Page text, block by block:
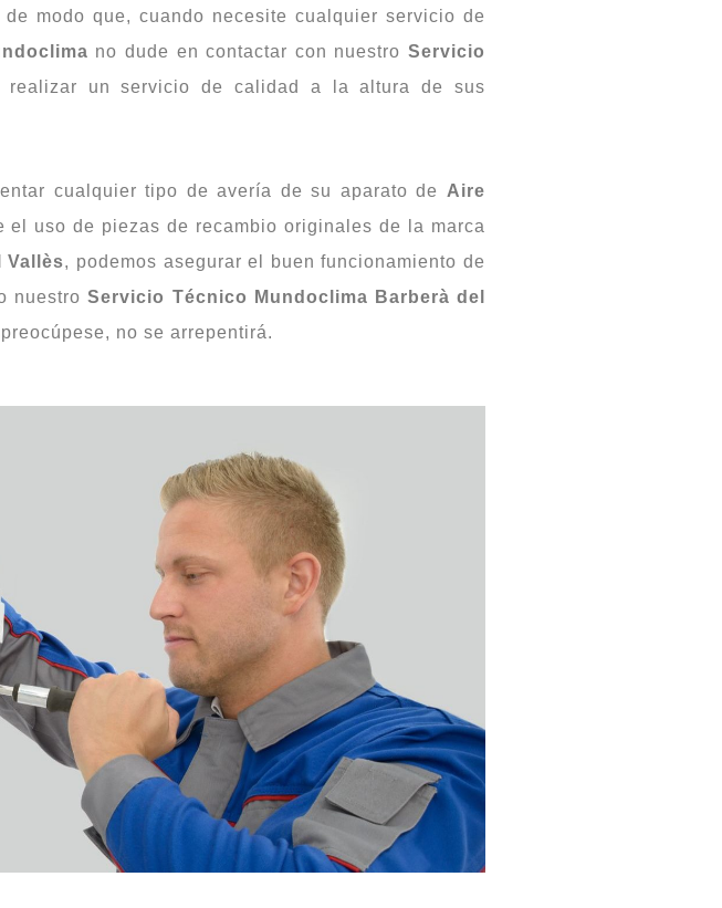
modo que, cuando necesite cualquier servicio de
no dude en contactar con nuestroServicio
realizar un servicio de calidad a la altura de sus
cualquier tipo de avería de su aparato de Aire
el uso de piezas de recambio originales de la marca
Vallès, podemos asegurar el buen funcionamiento de
nuestroServicio Técnico Mundoclima Barberà del
no se arrepentirá.